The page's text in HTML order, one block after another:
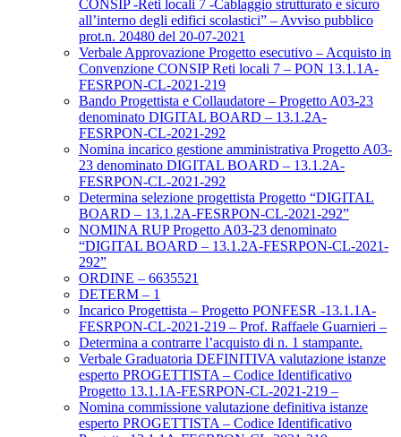
CONSIP -Reti locali 7 -Cablaggio strutturato e sicuro
all’interno degli edifici scolastici” – Avviso pubblico
prot.n. 20480 del 20-07-2021
Verbale Approvazione Progetto esecutivo – Acquisto in
Convenzione CONSIP Reti locali 7 – PON 13.1.1A-
FESRPON-CL-2021-219
Bando Progettista e Collaudatore – Progetto A03-23
denominato DIGITAL BOARD – 13.1.2A-
FESRPON-CL-2021-292
Nomina incarico gestione amministrativa Progetto A03-
23 denominato DIGITAL BOARD – 13.1.2A-
FESRPON-CL-2021-292
Determina selezione progettista Progetto “DIGITAL
BOARD – 13.1.2A-FESRPON-CL-2021-292”
NOMINA RUP Progetto A03-23 denominato
“DIGITAL BOARD – 13.1.2A-FESRPON-CL-2021-
292”
ORDINE – 6635521
DETERM – 1
Incarico Progettista – Progetto PONFESR -13.1.1A-
FESRPON-CL-2021-219 – Prof. Raffaele Guarnieri –
Determina a contrarre l’acquisto di n. 1 stampante.
Verbale Graduatoria DEFINITIVA valutazione istanze
esperto PROGETTISTA – Codice Identificativo
Progetto 13.1.1A-FESRPON-CL-2021-219 –
Nomina commissione valutazione definitiva istanze
esperto PROGETTISTA – Codice Identificativo